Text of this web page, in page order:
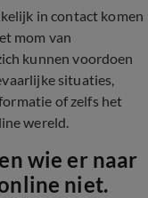
in contact komen
mom van
kunnen voordoen
situaties,
of zelfs het
wereld.
wie er naar
niet.